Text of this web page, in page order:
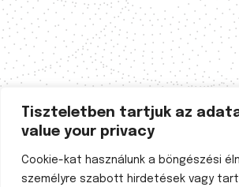
Tiszteletben tartjuk az
value your privacy
Cookie-kat használunk a böngészési
személyre szabott hirdetések vagy